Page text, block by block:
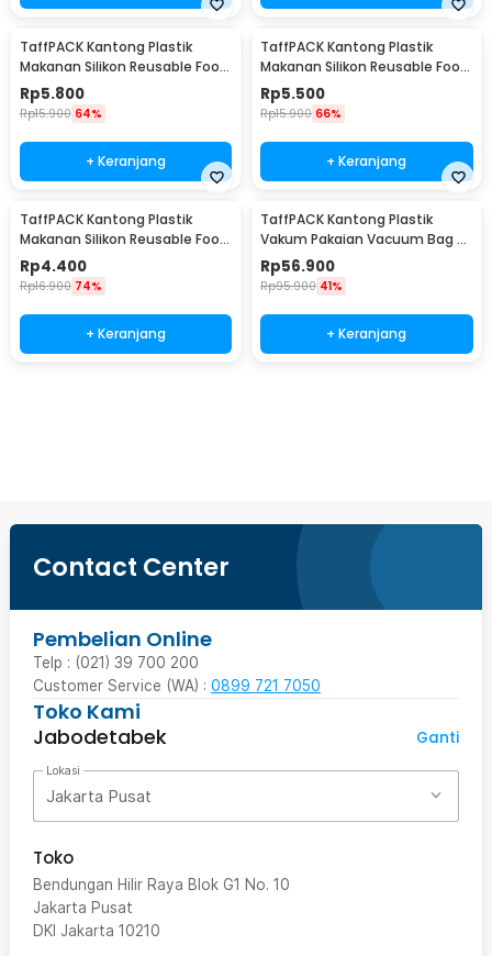
TaffPACK Kantong Plastik
Makanan Silikon Reusable Food
Bag Ziplock Size L - PK-15
Rp5.800
Rp15.900 64%
+ Keranjang
TaffPACK Kantong Plastik
Makanan Silikon Reusable Food
Bag Ziplock Size M - PK-15
Rp5.500
Rp15.900 66%
+ Keranjang
TaffPACK Kantong Plastik
Makanan Silikon Reusable Food
Bag Ziplock Size S - PK-15
Rp4.400
Rp16.900 74%
+ Keranjang
TaffPACK Kantong Plastik
Vakum Pakaian Vacuum Bag 8
PCS with Hand Pump - SN1000
Rp56.900
Rp95.900 41%
+ Keranjang
Contact Center
Pembelian Online
Telp : (021) 39 700 200
Customer Service (WA) : 0899 721 7050
Toko Kami
Jabodetabek
Ganti
Lokasi
Jakarta Pusat
Toko
Bendungan Hilir Raya Blok G1 No. 10
Jakarta Pusat
DKI Jakarta 10210